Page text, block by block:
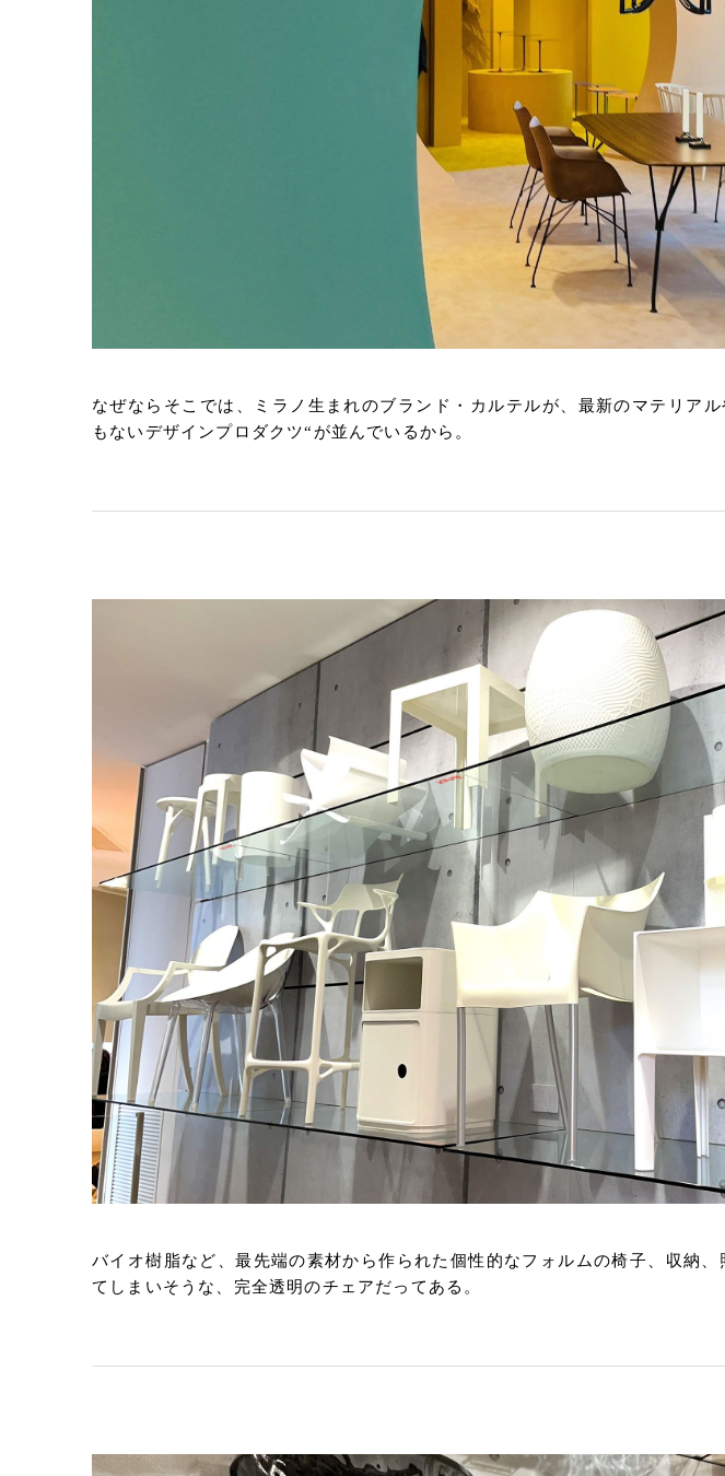
なぜならそこでは、ミラノ生まれのブランド・カルテルが、最新のマテリア
もないデザインプロダクツ“が並んでいるから。
バイオ樹脂など、最先端の素材から作られた個性的なフォルムの椅子、収納
てしまいそうな、完全透明のチェアだってある。